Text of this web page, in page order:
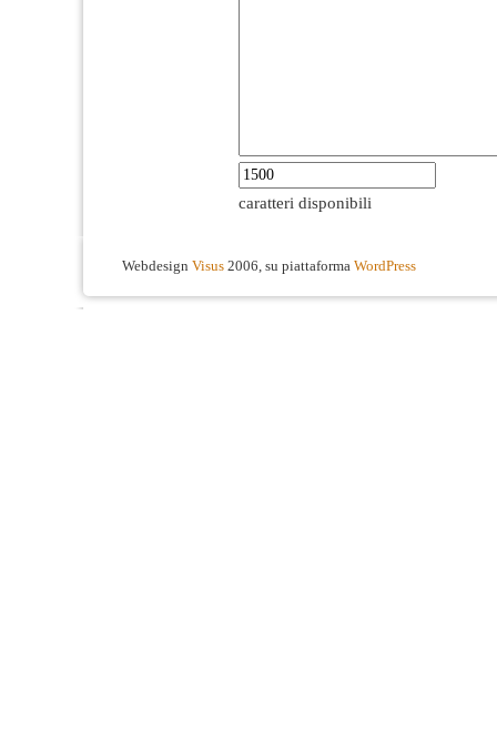
caratteri disponibili
Webdesign Visus 2006, su piattaforma WordPress